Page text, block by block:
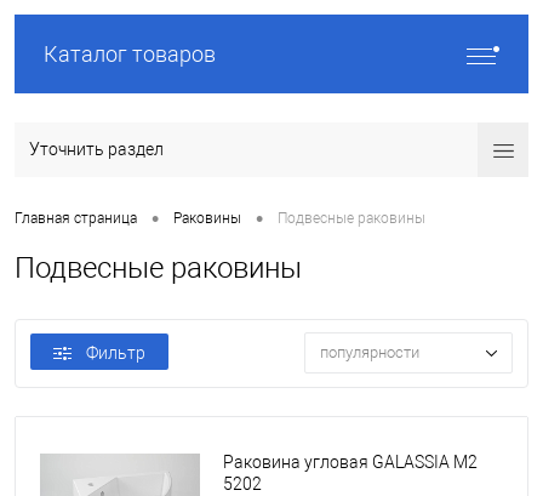
Каталог товаров
Уточнить раздел
Главная страница • Раковины • Подвесные раковины
Подвесные раковины
Фильтр популярности
Раковина угловая GALASSIA M2
5202